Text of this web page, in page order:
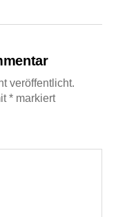
veröffentlicht.
*markiert